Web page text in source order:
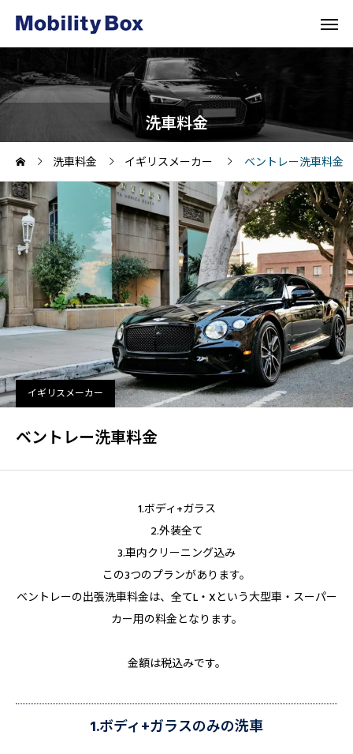
洗車料金
洗車料金 イギリスメーカー ベントレー洗車料金
イギリスメーカー
ベントレー洗車料金
1.ボディ+ガラス
2.外装全て
3.車内クリーニング込み
この3つのプランがあります。
ベントレーの出張洗車料金は、全てL・Xという大型車・スーパー
カー用の料金となります。
金額は税込みです。
1.ボディ+ガラスのみの洗車